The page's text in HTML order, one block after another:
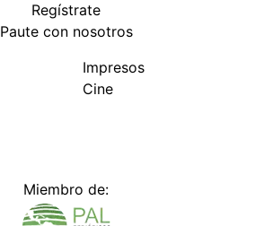
Regístrate
Paute con nosotros
Impresos
Cine
Miembro de: